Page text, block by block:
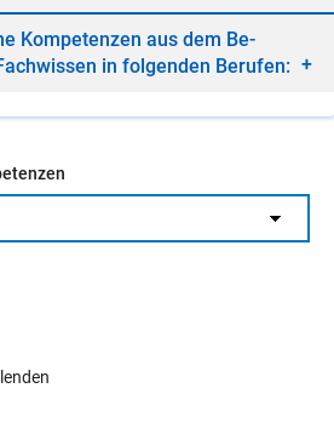
Kom­pe­ten­zen aus dem Be­
in fol­gen­den Be­ru­fen: